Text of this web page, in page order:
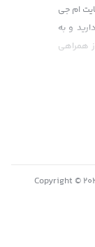
ام جی
و به
همراهی
Copyright ©